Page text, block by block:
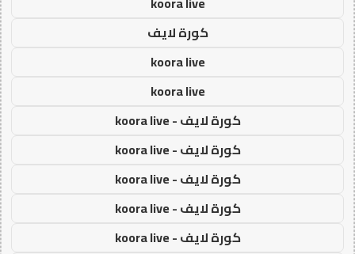
كورة لايف
koora live
koora live
كورة لايف - koora live
كورة لايف - koora live
كورة لايف - koora live
كورة لايف - koora live
كورة لايف - koora live